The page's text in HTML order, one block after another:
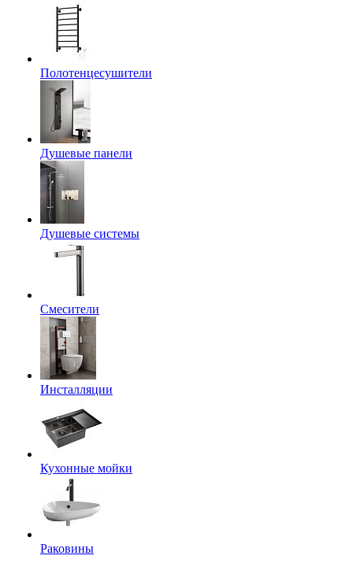
Полотенцесушители
Душевые панели
Душевые системы
Смесители
Инсталляции
Кухонные мойки
Раковины